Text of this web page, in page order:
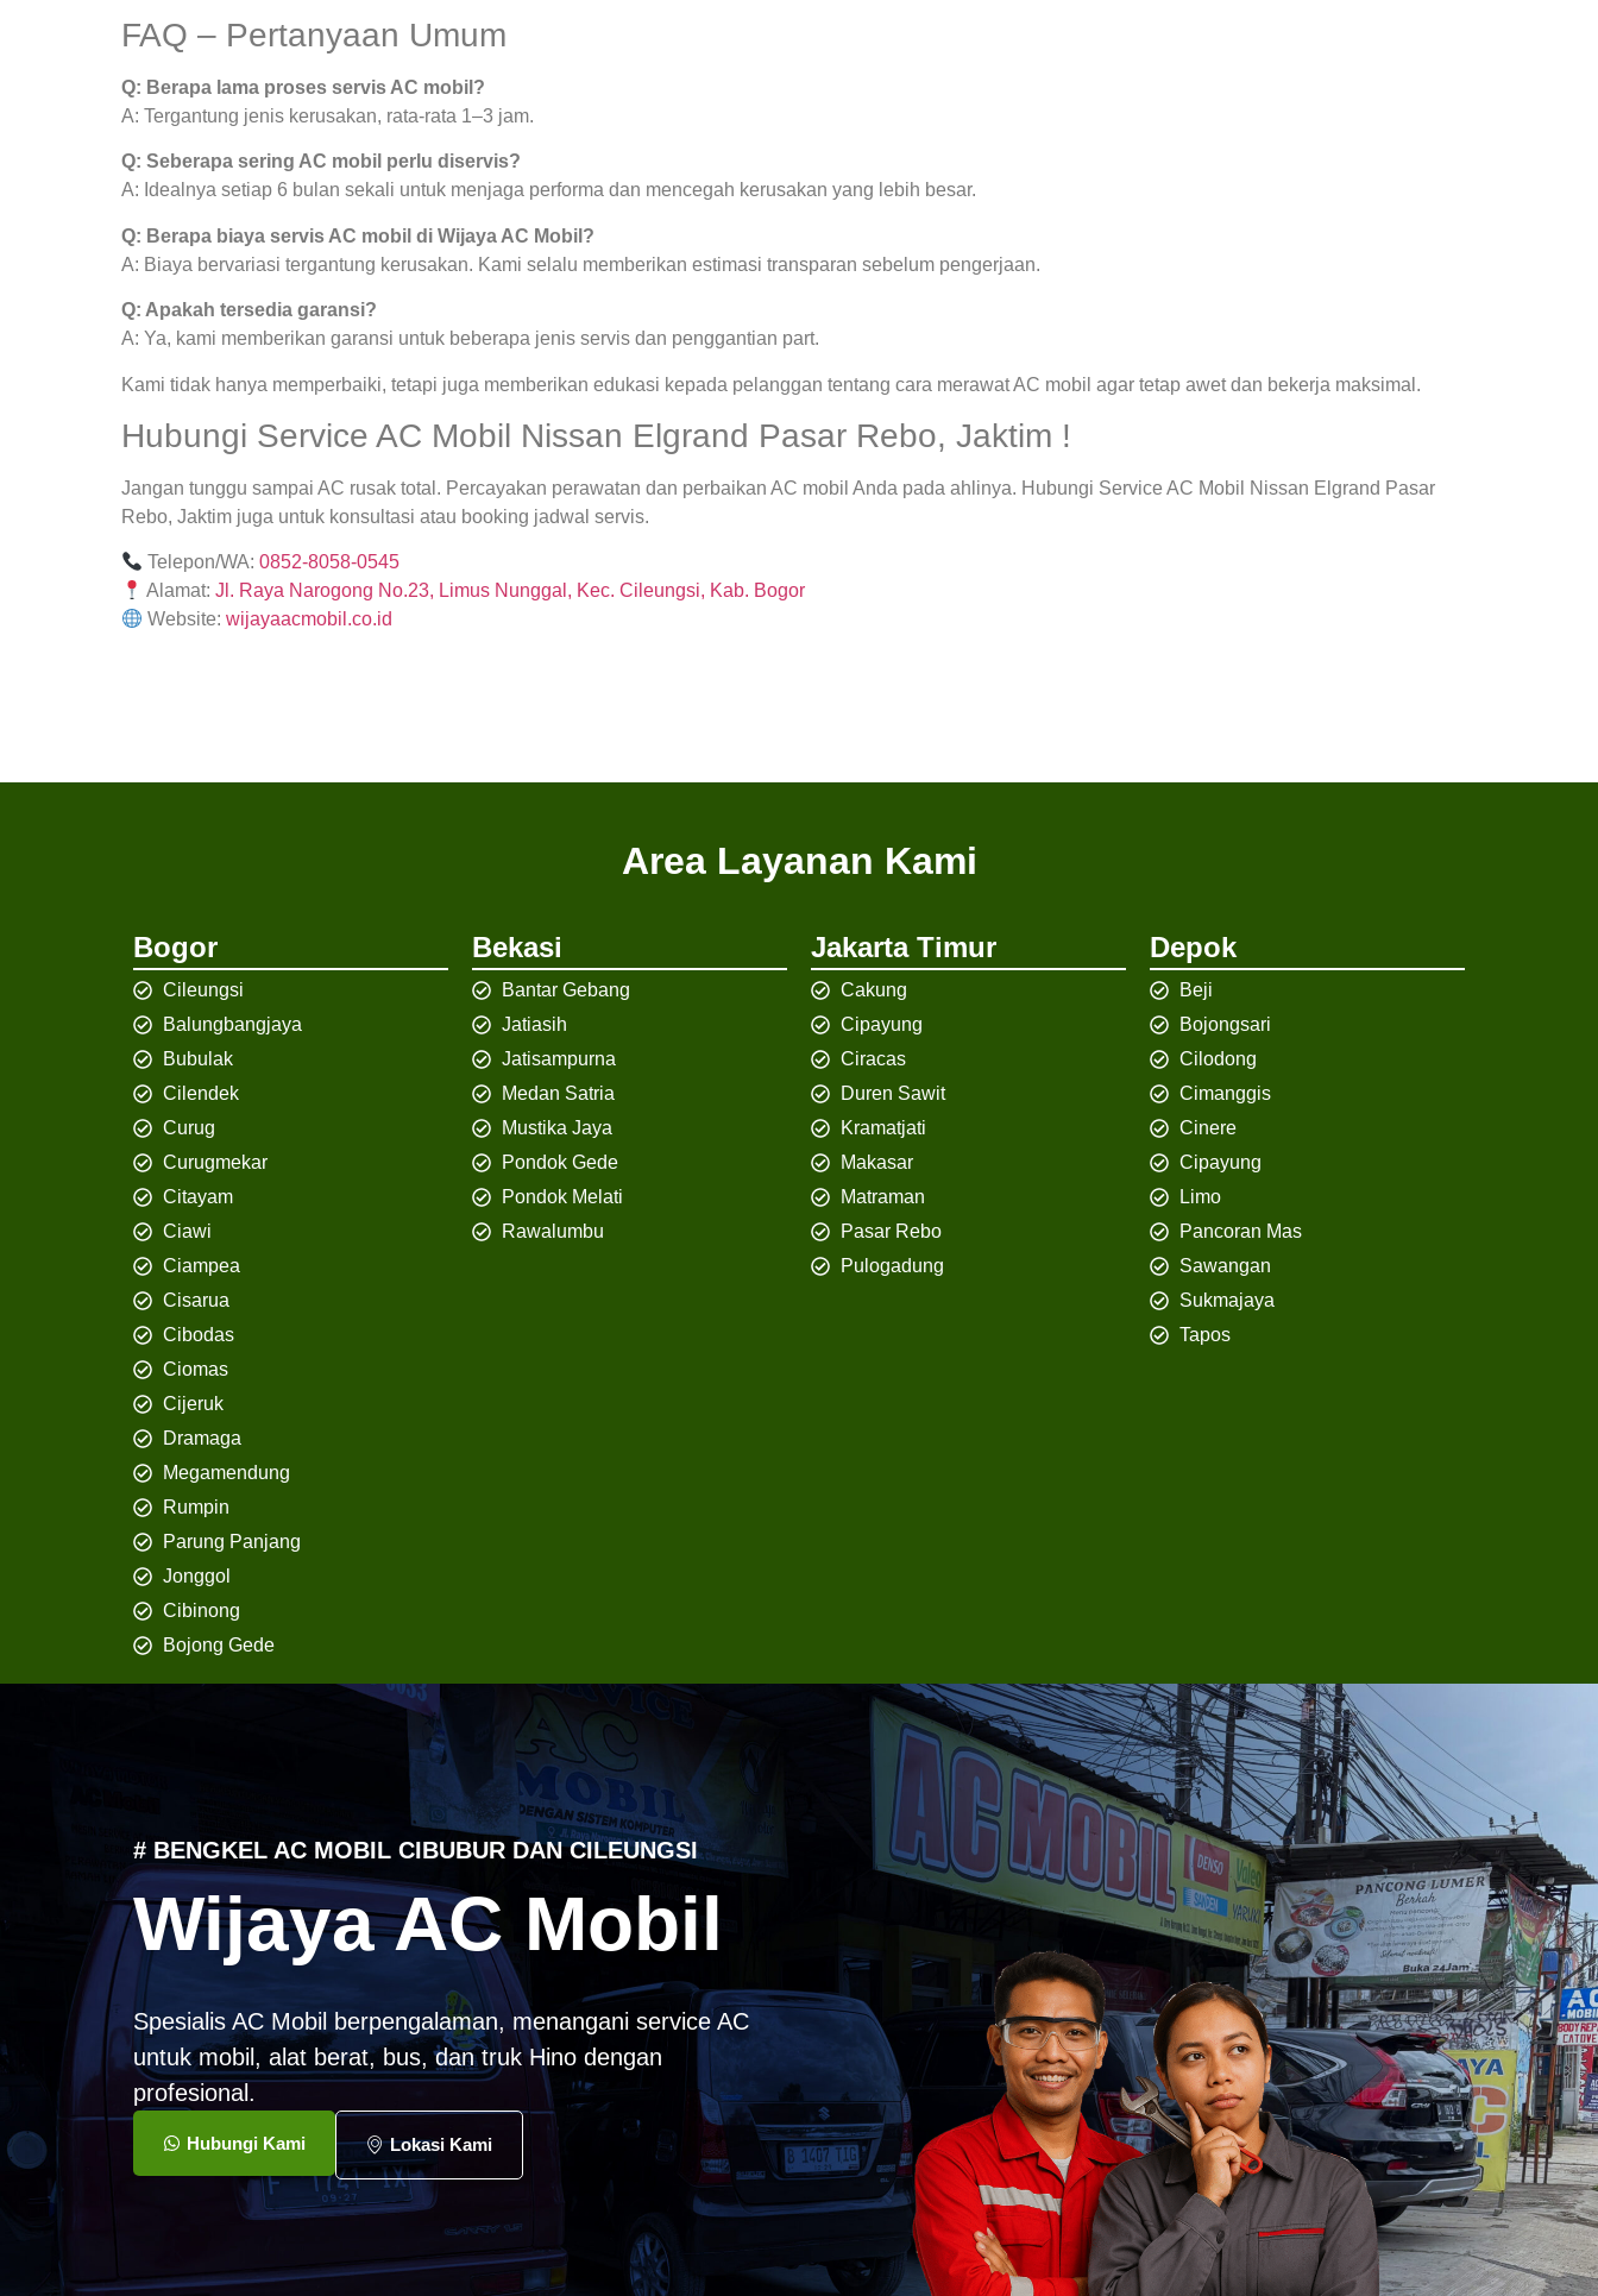
FAQ – Pertanyaan Umum
Q: Berapa lama proses servis AC mobil?
A: Tergantung jenis kerusakan, rata-rata 1–3 jam.
Q: Seberapa sering AC mobil perlu diservis?
A: Idealnya setiap 6 bulan sekali untuk menjaga performa dan mencegah kerusakan yang lebih besar.
Q: Berapa biaya servis AC mobil di Wijaya AC Mobil?
A: Biaya bervariasi tergantung kerusakan. Kami selalu memberikan estimasi transparan sebelum pengerjaan.
Q: Apakah tersedia garansi?
A: Ya, kami memberikan garansi untuk beberapa jenis servis dan penggantian part.
Kami tidak hanya memperbaiki, tetapi juga memberikan edukasi kepada pelanggan tentang cara merawat AC mobil agar tetap awet dan bekerja maksimal.
Hubungi Service AC Mobil Nissan Elgrand Pasar Rebo, Jaktim !
Jangan tunggu sampai AC rusak total. Percayakan perawatan dan perbaikan AC mobil Anda pada ahlinya. Hubungi Service AC Mobil Nissan Elgrand Pasar
Rebo, Jaktim juga untuk konsultasi atau booking jadwal servis.
Telepon/WA:0852-8058-0545
Alamat:Jl. Raya Narogong No.23, Limus Nunggal, Kec. Cileungsi, Kab. Bogor
Website:wijayaacmobil.co.id
Area Layanan Kami
Bogor
Cileungsi
Balungbangjaya
Bubulak
Cilendek
Curug
Curugmekar
Citayam
Ciawi
Ciampea
Cisarua
Cibodas
Ciomas
Cijeruk
Dramaga
Megamendung
Rumpin
Parung Panjang
Jonggol
Cibinong
Bojong Gede
Bekasi
Bantar Gebang
Jatiasih
Jatisampurna
Medan Satria
Mustika Jaya
Pondok Gede
Pondok Melati
Rawalumbu
Jakarta Timur
Cakung
Cipayung
Ciracas
Duren Sawit
Kramatjati
Makasar
Matraman
Pasar Rebo
Pulogadung
Depok
Beji
Bojongsari
Cilodong
Cimanggis
Cinere
Cipayung
Limo
Pancoran Mas
Sawangan
Sukmajaya
Tapos
# BENGKEL AC MOBIL CIBUBUR DAN CILEUNGSI
Wijaya AC Mobil
Spesialis AC Mobil berpengalaman, menangani service AC
untuk mobil, alat berat, bus, dan truk Hino dengan
profesional.
Hubungi Kami Lokasi Kami